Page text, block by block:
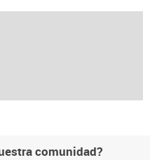
comunidad?